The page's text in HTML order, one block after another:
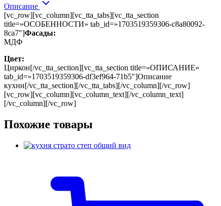
Описание
[vc_row][vc_column][vc_tta_tabs][vc_tta_section
title=»ОСОБЕННОСТИ» tab_id=»1703519359306-c8a80092-
8ca7″]Фасады:
МДФ
Цвет:
Циркон[/vc_tta_section][vc_tta_section title=»ОПИСАНИЕ»
tab_id=»1703519359306-df3ef964-71b5″]Описание
кухни[/vc_tta_section][/vc_tta_tabs][/vc_column][/vc_row]
[vc_row][vc_column][vc_column_text][/vc_column_text]
[/vc_column][/vc_row]
Похожие товары